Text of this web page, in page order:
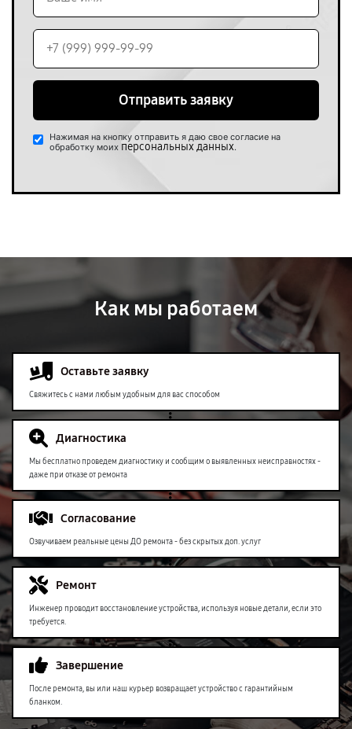
Отправить заявку
Нажимая на кнопку отправить я даю свое согласие на
обработку моих персональных данных.
Как мы работаем
Оставьте заявку
Свяжитесь с нами любым удобным для вас способом
Диагностика
Мы бесплатно проведем диагностику и сообщим о выявленных неисправностях -
даже при отказе от ремонта
Согласование
Озвучиваем реальные цены ДО ремонта - без скрытых доп. услуг
Ремонт
Инженер проводит восстановление устройства, используя новые детали, если это
требуется.
Завершение
После ремонта, вы или наш курьер возвращает устройство с гарантийным
бланком.